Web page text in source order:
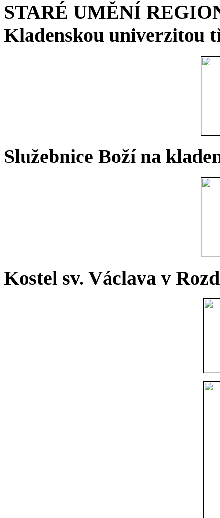
STARÉ UMĚNÍ
Kladenskou univerzitou
Služebnice Boží na
Kostel sv. Václava v